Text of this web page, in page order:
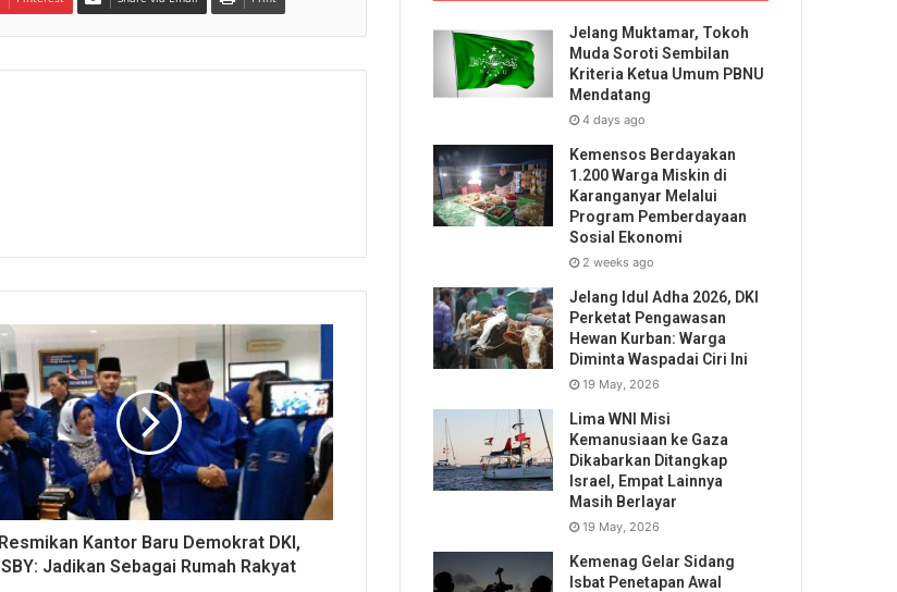
Resmikan Kantor Baru Demokrat DKI,
SBY: Jadikan Sebagai Rumah Rakyat
Jelang Muktamar, Tokoh
Muda Soroti Sembilan
Kriteria Ketua Umum PBNU
Mendatang
4 days ago
Kemensos Berdayakan
1.200 Warga Miskin di
Karanganyar Melalui
Program Pemberdayaan
Sosial Ekonomi
2 weeks ago
Jelang Idul Adha 2026, DKI
Perketat Pengawasan
Hewan Kurban: Warga
Diminta Waspadai Ciri Ini
19 May, 2026
Lima WNI Misi
Kemanusiaan ke Gaza
Dikabarkan Ditangkap
Israel, Empat Lainnya
Masih Berlayar
19 May, 2026
Kemenag Gelar Sidang
Isbat Penetapan Awal